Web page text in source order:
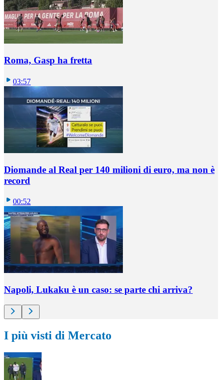
Roma, Gasp ha fretta
03:57
Diomande al Real per 140 milioni di euro, ma non è
record
00:52
Napoli, Lukaku è un caso: se parte chi arriva?
I più visti di Mercato